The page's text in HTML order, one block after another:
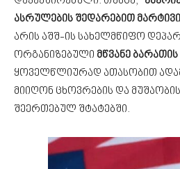
ასრულების შედარებით
არის აშშ-ის სახელმწიფო
ორგანიზებული მწვანე
ყოველწლიურად ათასობით
მიიღონ ცხოვრების და
შეერთებულ შტატებში.